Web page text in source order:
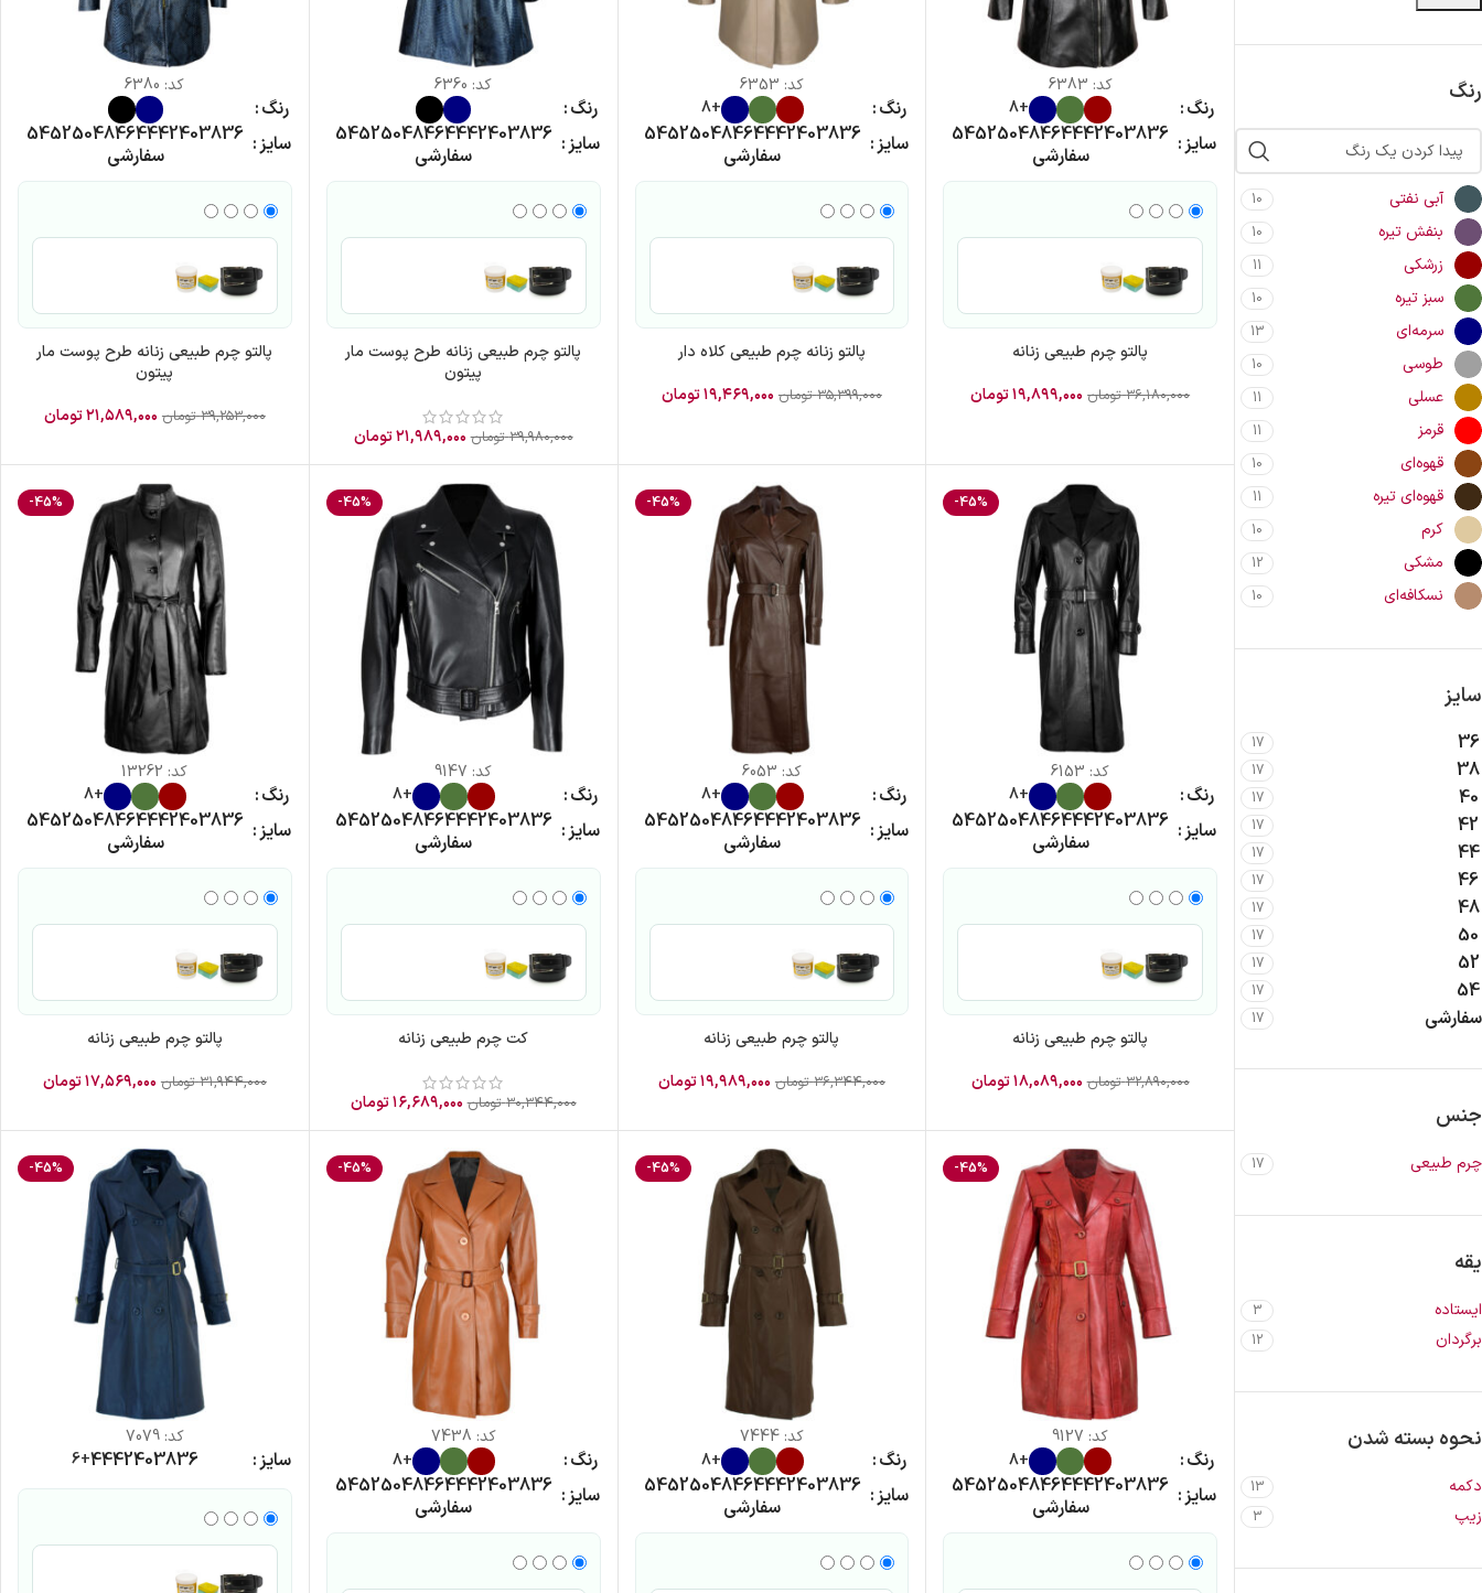
رنگ
آبی نفتی 10
بنفش تیره 10
زرشکی 11
سبز تیره 10
سرمه‌ای 13
طوسی 10
عسلی 11
قرمز 11
قهوه‌ای 10
قهوه‌ای تیره 11
کرم 10
مشکی 12
نسکافه‌ای 10
سایز
36
17
38
17
40
17
42
17
44
17
46
17
48
17
50
17
52
17
54
17
سفارشی 17
جنس
چرم طبیعی 17
یقه
ایستاده 3
برگردان 12
نحوه بسته شدن
دکمه 13
زیپ 3
کد: 6383
رنگ +8
سایز 36
38
40
42
44
46
48
50
52
54
سفارشی
پالتو چرم طبیعی زنانه
۳۶,۱۸۰,۰۰۰ تومان ۱۹,۸۹۹,۰۰۰تومان
کد: 6353
رنگ +8
سایز 36
38
40
42
44
46
48
50
52
54
سفارشی
پالتو زنانه چرم طبیعی کلاه دار
۳۵,۳۹۹,۰۰۰ تومان ۱۹,۴۶۹,۰۰۰تومان
کد: 6360
رنگ
سایز
36
38
40
42
44
46
48
50
52
54
سفارشی
پالتو چرم طبیعی زنانه طرح پوست مار
پیتون
۳۹,۹۸۰,۰۰۰ تومان ۲۱,۹۸۹,۰۰۰تومان
کد: 6380
رنگ
سایز
36
38
40
42
44
46
48
50
52
54
سفارشی
پالتو چرم طبیعی زنانه طرح پوست مار
پیتون
۳۹,۲۵۳,۰۰۰ تومان ۲۱,۵۸۹,۰۰۰تومان
-45%
کد: 6153
رنگ +8
سایز 36
38
40
42
44
46
48
50
52
54
سفارشی
پالتو چرم طبیعی زنانه
۳۲,۸۹۰,۰۰۰ تومان ۱۸,۰۸۹,۰۰۰تومان
-45%
کد: 6053
رنگ +8
سایز 36
38
40
42
44
46
48
50
52
54
سفارشی
پالتو چرم طبیعی زنانه
۳۶,۳۴۴,۰۰۰ تومان ۱۹,۹۸۹,۰۰۰تومان
-45%
کد: 9147
رنگ +8
سایز 36
38
40
42
44
46
48
50
52
54
سفارشی
کت چرم طبیعی زنانه
۳۰,۳۴۴,۰۰۰ تومان ۱۶,۶۸۹,۰۰۰تومان
-45%
کد: 13262
رنگ +8
سایز 36
38
40
42
44
46
48
50
52
54
سفارشی
پالتو چرم طبیعی زنانه
۳۱,۹۴۴,۰۰۰ تومان ۱۷,۵۶۹,۰۰۰تومان
-45%
کد: 9127
رنگ +8
سایز 36
38
40
42
44
46
48
50
52
54
سفارشی
-45%
کد:7444
رنگ +8
سایز 36
38
40
42
44
46
48
50
52
54
سفارشی
-45%
کد: 7438
رنگ +8
سایز 36
38
40
42
44
46
48
50
52
54
سفارشی
-45%
کد:7079
سایز 36
38
40
42
44
+6